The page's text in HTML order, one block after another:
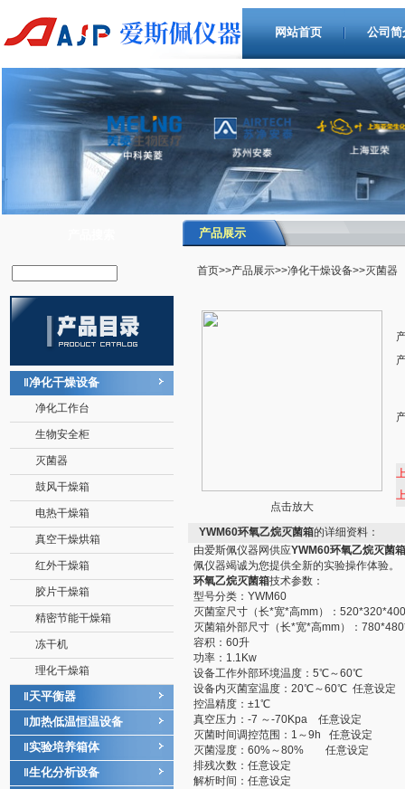
网站首页 公司简
净化干燥设备
净化工作台
生物安全柜
灭菌器
鼓风干燥箱
电热干燥箱
真空干燥烘箱
红外干燥箱
胶片干燥箱
精密节能干燥箱
冻干机
理化干燥箱
天平衡器
加热低温恒温设备
实验培养箱体
生化分析设备
产品展示
首页>>产品展示>>净化干燥设备>>灭菌器
点击放大
YWM60环氧乙烷灭菌箱的详细资料：
由爱斯佩仪器网供应YWM60环氧乙烷灭菌箱
佩仪器竭诚为您提供全新的实验操作体验。
环氧乙烷灭菌箱技术参数：
型号分类：YWM60
灭菌室尺寸（长*宽*高mm）：520*320*400
灭菌箱外部尺寸（长*宽*高mm）：
容积：60升
功率：1.1Kw
设备工作外部环境温度：5℃～60℃
设备内灭菌室温度：20℃～60℃ 任意设定
控温精度：±1℃
真空压力：-7 ～-70Kpa 任意设定
灭菌时间调控范围：1～9h 任意设定
灭菌湿度：60%～80% 任意设定
排残次数：任意设定
解析时间：任意设定